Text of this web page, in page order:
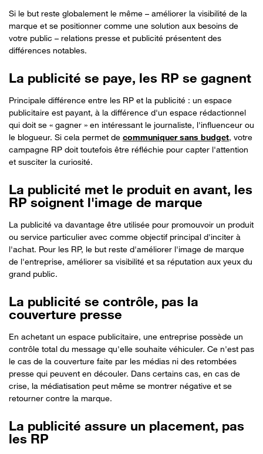
Si le but reste globalement le même – améliorer la visibilité de la
marque et se positionner comme une solution aux besoins de
votre public – relations presse et publicité présentent des
différences notables.
La publicité se paye, les RP se gagnent
Principale différence entre les RP et la publicité : un espace
publicitaire est payant, à la différence d'un espace rédactionnel
qui doit se « gagner » en intéressant le journaliste, l'influenceur ou
le blogueur. Si cela permet de communiquer sans budget, votre
campagne RP doit toutefois être réfléchie pour capter l'attention
et susciter la curiosité.
La publicité met le produit en avant, les
RP soignent l'image de marque
La publicité va davantage être utilisée pour promouvoir un produit
ou service particulier avec comme objectif principal d'inciter à
l'achat. Pour les RP, le but reste d'améliorer l'image de marque
de l'entreprise, améliorer sa visibilité et sa réputation aux yeux du
grand public.
La publicité se contrôle, pas la
couverture presse
En achetant un espace publicitaire, une entreprise possède un
contrôle total du message qu'elle souhaite véhiculer. Ce n'est pas
le cas de la couverture faite par les médias ni des retombées
presse qui peuvent en découler. Dans certains cas, en cas de
crise, la médiatisation peut même se montrer négative et se
retourner contre la marque.
La publicité assure un placement, pas
les RP